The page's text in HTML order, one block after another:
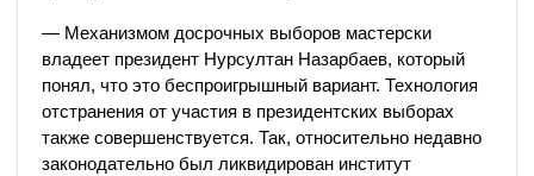
— Механизмом досрочных выборов мастерски
владеет президент Нурсултан Назарбаев, который
понял, что это беспроигрышный вариант. Технология
отстранения от участия в президентских выборах
также совершенствуется. Так, относительно недавно
законодательно был ликвидирован институт